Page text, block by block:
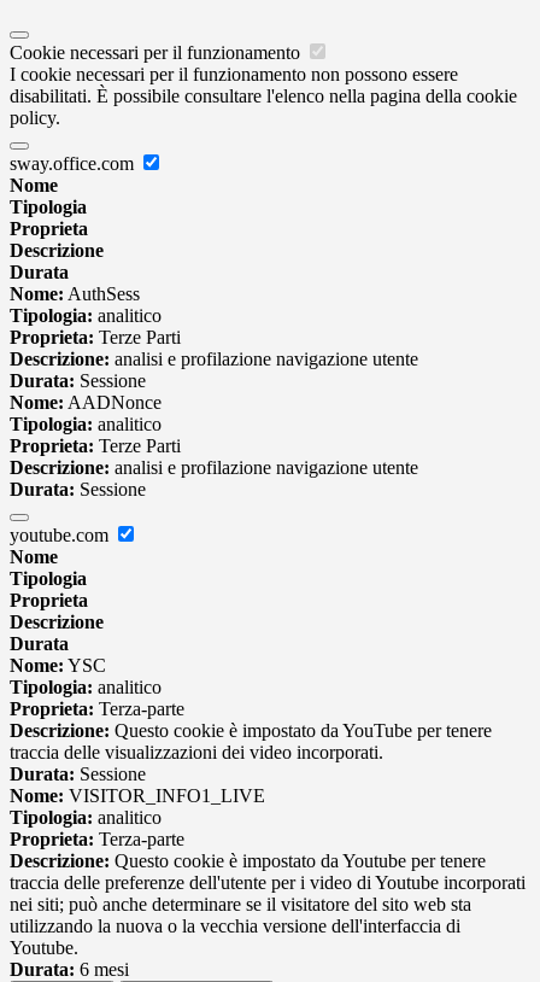
Cookie necessari per il funzionamento
I cookie necessari per il funzionamento non possono essere
disabilitati. È possibile consultare l'elenco nella pagina della cookie
policy.
sway.office.com
Nome
Tipologia
Proprieta
Descrizione
Durata
Nome: AuthSess
Tipologia: analitico
Proprieta: Terze Parti
Descrizione: analisi e profilazione navigazione utente
Durata: Sessione
Nome: AADNonce
Tipologia: analitico
Proprieta: Terze Parti
Descrizione: analisi e profilazione navigazione utente
Durata: Sessione
youtube.com
Nome
Tipologia
Proprieta
Descrizione
Durata
Nome: YSC
Tipologia: analitico
Proprieta: Terza-parte
Descrizione: Questo cookie è impostato da YouTube per tenere
traccia delle visualizzazioni dei video incorporati.
Durata: Sessione
Nome: VISITOR_INFO1_LIVE
Tipologia: analitico
Proprieta: Terza-parte
Descrizione: Questo cookie è impostato da Youtube per tenere
traccia delle preferenze dell'utente per i video di Youtube incorporati
nei siti; può anche determinare se il visitatore del sito web sta
utilizzando la nuova o la vecchia versione dell'interfaccia di
Youtube.
Durata: 6 mesi